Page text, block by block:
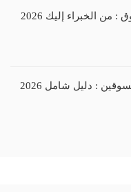
الخبراء إليك 2026